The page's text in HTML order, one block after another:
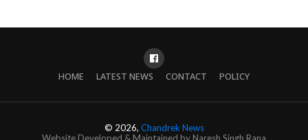
HOME LATEST NEWS CONTACT POLICY
© 2026, Chandrek News
Website Developed & Maintained by Naresh Singh Rana